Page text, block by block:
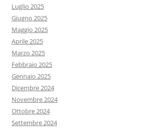
Luglio 2025
Giugno 2025
Maggio 2025
Aprile 2025
Marzo 2025
Febbraio 2025
Gennaio 2025
Dicembre 2024
Novembre 2024
Ottobre 2024
Settembre 2024